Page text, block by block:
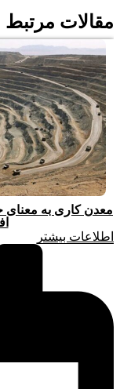
مقالات مرتبط
معدن کاری به
اطلاعات بیشتر